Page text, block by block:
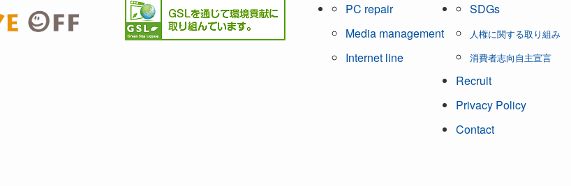
PC repair
Media management
Internet line
SDGs
人権に関する取り組み
消費者志向自主宣言
Recruit
Privacy Policy
Contact